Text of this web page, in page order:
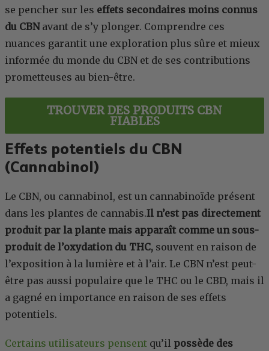
se pencher sur les effets secondaires moins connus
du CBNavant de s’y plonger. Comprendre ces
nuances garantit une exploration plus sûre et mieux
informée du monde du CBN et de ses contributions
prometteuses au bien-être.
TROUVER DES PRODUITS CBN
FIABLES
Effets potentiels du CBN
(Cannabinol)
Le CBN, ou cannabinol, est un cannabinoïde présent
dans les plantes de cannabis.Il n’est pas directement
produit par la plante mais apparaît comme un sous-
produit de l’oxydation du THC, souvent en raison de
l’exposition à la lumière et à l’air. Le CBN n’est peut-
être pas aussi populaire que le THC ou le CBD, mais il
a gagné en importance en raison de ses effets
potentiels.
Certains utilisateurs pensent qu’il possède des